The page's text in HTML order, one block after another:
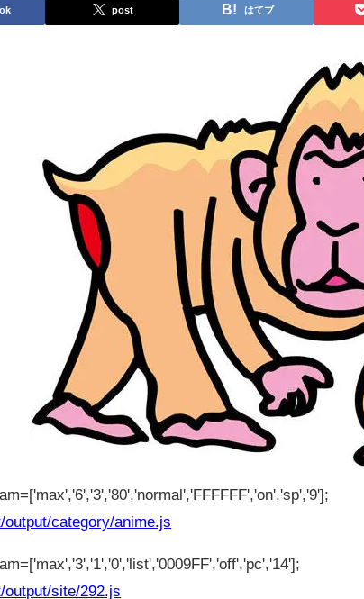
post はてブ
output/category/anime.js
output/site/292.js